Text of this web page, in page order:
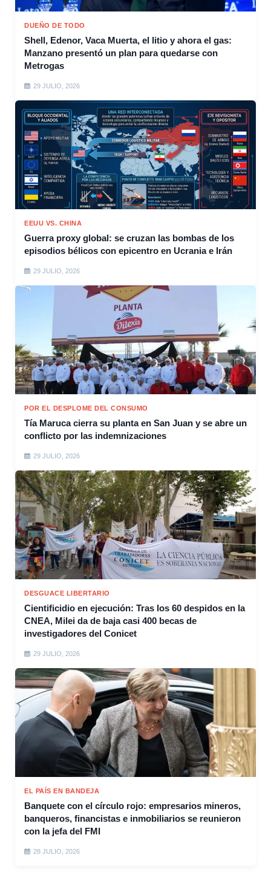
DUEÑO DE TODO
Shell, Edenor, Vaca Muerta, el litio y ahora el gas:
Manzano presentó un plan para quedarse con
Metrogas
29 JULIO, 2026
EEUU VS. CHINA
Guerra proxy global: se cruzan las bombas de los
episodios bélicos con epicentro en Ucrania e Irán
29 JULIO, 2026
POR EL DESPLOME DEL CONSUMO
Tía Maruca cierra su planta en San Juan y se abre un
conflicto por las indemnizaciones
29 JULIO, 2026
DESGUACE LIBERTARIO
Cientificidio en ejecución: Tras los 60 despidos en la
CNEA, Milei da de baja casi 400 becas de
investigadores del Conicet
29 JULIO, 2026
EL PAÍS EN BANDEJA
Banquete con el círculo rojo: empresarios mineros,
banqueros, financistas e inmobiliarios se reunieron
con la jefa del FMI
28 JULIO, 2026